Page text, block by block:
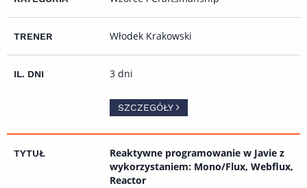
Włodek Krakowski
3 dni
SZCZEGÓŁY
Reaktywne programowanie w Javie z
wykorzystaniem: Mono/Flux, Webflux,
Reactor